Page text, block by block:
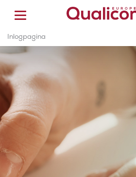
ACCREDITATIE
CERTIFICERING
ACADEMY
ZORGSECTOREN
OVER ONS
Inlogpagina